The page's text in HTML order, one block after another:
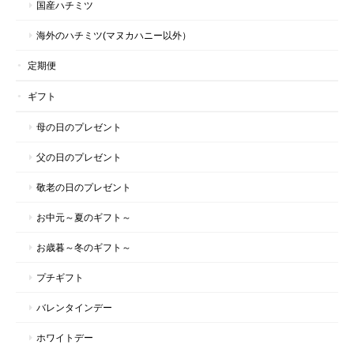
2026/06/22
2026/06/18
ッケージと持ち運べる3種類の蜂蜜が入っていたのが購入の決め手
てコンサートに間に合うようにと無理なお願いをしたにも関わら
国産ハチミツ
海外のハチミツ(マヌカハニー以外）
定期便
ギフト
母の日のプレゼント
父の日のプレゼント
敬老の日のプレゼント
お中元～夏のギフト～
お歳暮～冬のギフト～
プチギフト
バレンタインデー
ホワイトデー